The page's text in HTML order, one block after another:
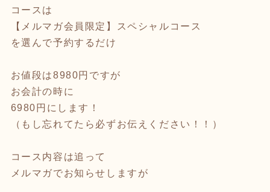
コースは
【メルマガ会員限定】スペシャルコース
を選んで予約するだけ
お値段は8980円ですが
お会計の時に
6980円にします！
（もし忘れてたら必ずお伝えください！！）
コース内容は追って
メルマガでお知らせしますが